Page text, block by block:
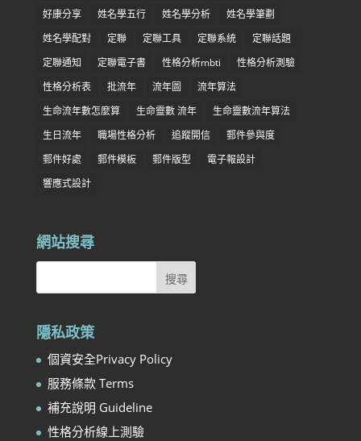
好康分享
姓名學五行 姓名學分析
姓名學筆劃
姓名學配對
定聯 定聯工具 定聯系統
定聯話題
定聯通知
定聯電子書 性格分析mbti
性格分析測驗
性格分析表
批流年 流年圖
流年算法
生命流年數怎麼算
生命靈數 流年
生命靈數流年算法
生日流年
職場性格分析 追蹤開信
郵件參與度
郵件好處
郵件模板 郵件版型
電子報設計
響應式設計
網站搜尋
隱私政策
個資安全Privacy Policy
服務條款 Terms
補充說明 Guideline
性格分析線上測驗